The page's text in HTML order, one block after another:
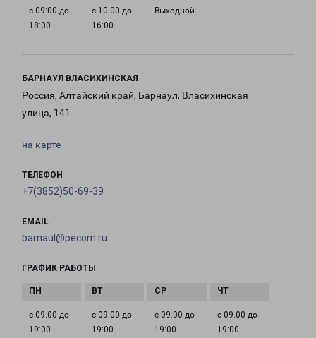
с 09:00 до
18:00
с 10:00 до
16:00
Выходной
БАРНАУЛ ВЛАСИХИНСКАЯ
Россия, Алтайский край, Барнаул, Власихинская
улица, 141
на карте
ТЕЛЕФОН
+7(3852)50-69-39
EMAIL
barnaul@pecom.ru
ГРАФИК РАБОТЫ
с 09:00 до
19:00
с 09:00 до
19:00
с 09:00 до
19:00
с 09:00 до
19:00